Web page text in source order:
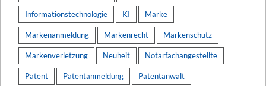
Informationstechnologie KI Marke
Markenanmeldung Markenrecht Markenschutz
Markenverletzung Neuheit Notarfachangestellte
Patent Patentanmeldung Patentanwalt